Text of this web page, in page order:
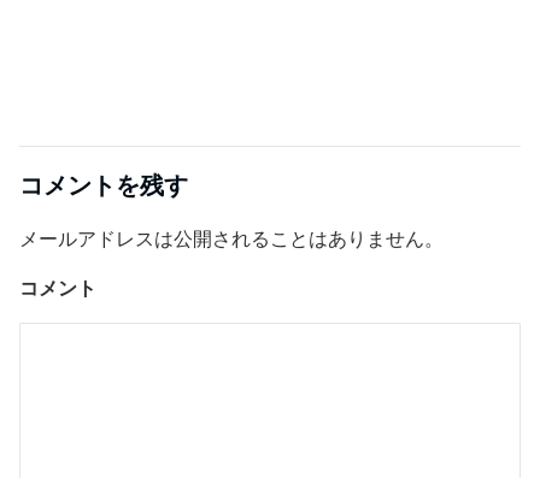
コメントを残す
メールアドレスは公開されることはありません。
コメント